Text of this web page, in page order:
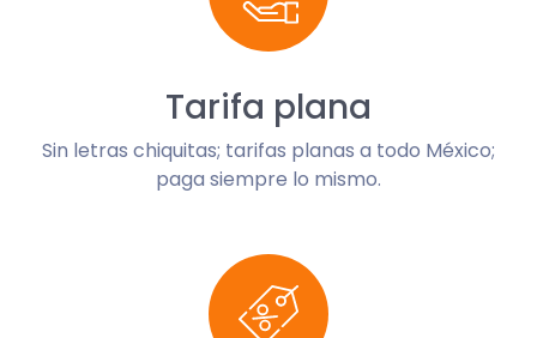
Tarifa plana
Sin letras chiquitas; tarifas planas a todo México;
paga siempre lo mismo.